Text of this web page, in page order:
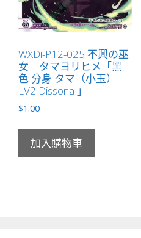
WXDi-P12-025 不興の巫
女 タマヨリヒメ「黑
色 分身 タマ（小玉）
LV2 Dissona 」
$1.00
加入購物車